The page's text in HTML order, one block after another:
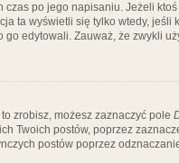
po jego napisaniu. Jeżeli
ta wyświetli się tylko wtedy, jeśli
edytowali. Zauważ, że zwykli
zrobisz, możesz zaznaczyć pole
Twoich postów, poprzez
postów poprzez